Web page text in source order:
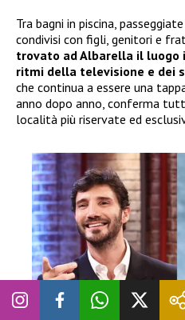
Tra bagni in piscina,
condivisi con figli, genitori e
trovato ad Albarella il luogo
ritmi della televisione e dei
che continua a essere una
anno dopo anno, conferma
località più riservate ed